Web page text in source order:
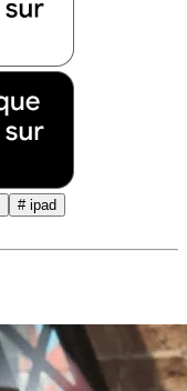
# ipad